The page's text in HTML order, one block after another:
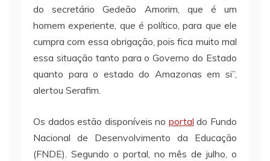
do secretário Gedeão Amorim, que é um
homem experiente, que é político, para que ele
cumpra com essa obrigação, pois fica muito mal
essa situação tanto para o Governo do Estado
quanto para o estado do Amazonas em si”,
alertou Serafim.
Os dados estão disponíveis no portal do Fundo
Nacional de Desenvolvimento da Educação
(FNDE). Segundo o portal, no mês de julho, o